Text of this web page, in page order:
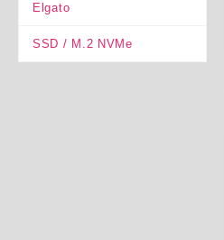
Elgato
SSD / M.2 NVMe